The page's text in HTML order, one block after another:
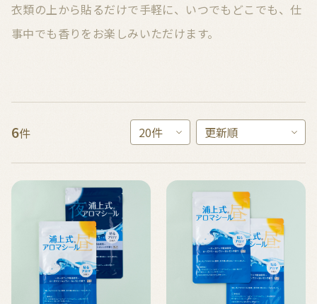
衣類の上から貼るだけで手軽に、いつでもどこでも、仕
事中でも香りをお楽しみいただけます。
6件